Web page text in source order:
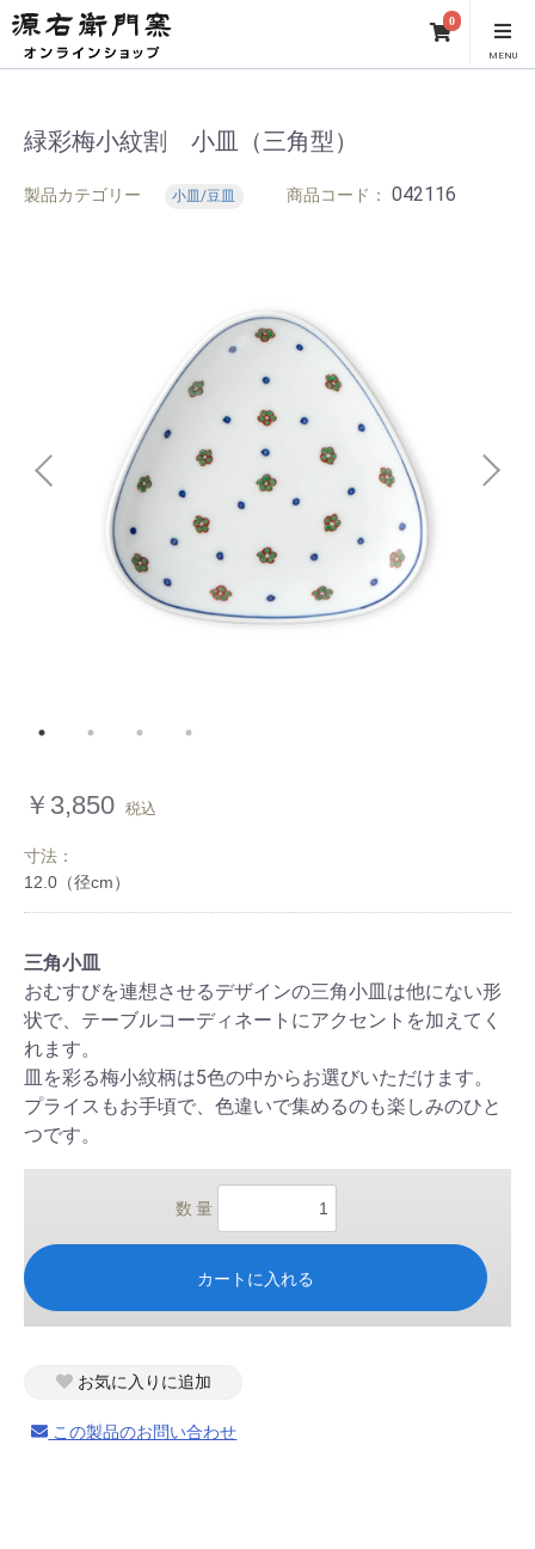
0
MENU
緑彩梅小紋割 小皿（三角型）
製品カテゴリー 小皿/豆皿 商品コード： 042116
￥3,850 税込
寸法：
三角小皿
おむすびを連想させるデザインの三角小皿は他にない形
状で、テーブルコーディネートにアクセントを加えてく
れます。
皿を彩る梅小紋柄は5色の中からお選びいただけます。
プライスもお手頃で、色違いで集めるのも楽しみのひと
つです。
数 量
カートに入れる
お気に入りに追加
この製品のお問い合わせ